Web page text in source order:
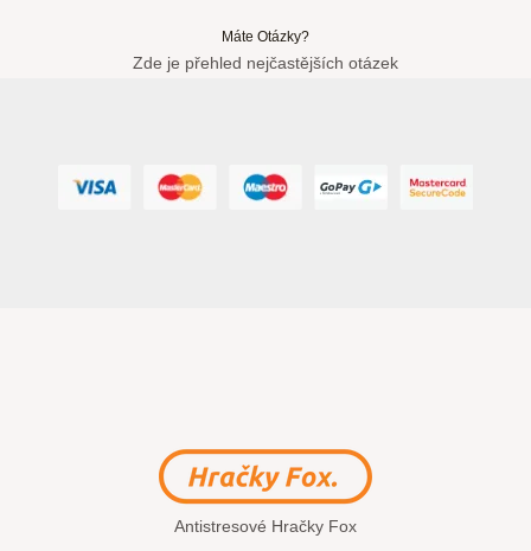
Máte Otázky?
Zde je přehled nejčastějších otázek
Antistresové Hračky Fox